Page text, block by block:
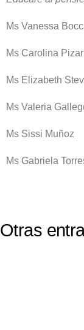
Ms Vanessa
Ms Carolina
Ms Elizabeth
Ms Valeria
Ms Sissi Muñoz
Ms Gabriela
Otras